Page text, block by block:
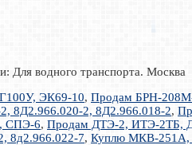
Для водного транспорта. Москва
ЭК69-10, Продам БРН-
8Д2.966.020-2, 8Д2.966.018-2,
СПЭ-6, Продам ДТЭ-2, ИТЭ-2ТБ,
8д2.966.022-7, Куплю МКВ-